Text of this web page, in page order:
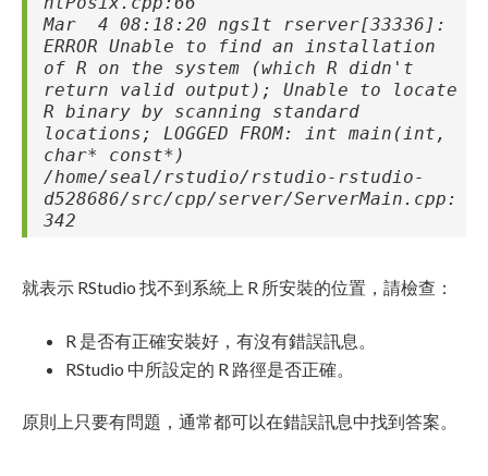
Mar 4 08:18:20 ngs1t rserver[33336]:
ERROR Unable to find an installation
of R on the system (which R didn't
return valid output); Unable to locate
R binary by scanning standard
locations; LOGGED FROM: int main(int,
char* const*)
/home/seal/rstudio/rstudio-rstudio-
d528686/src/cpp/server/ServerMain.cpp:
342
就表示 RStudio 找不到系統上 R 所安裝的位置，請檢查：
R 是否有正確安裝好，有沒有錯誤訊息。
RStudio 中所設定的 R 路徑是否正確。
原則上只要有問題，通常都可以在錯誤訊息中找到答案。